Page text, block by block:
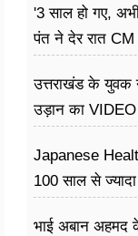
'3 साल हो गए,
पंत ने देर रात CM
उत्तराखंड के युवक
उड़ान का VIDEO
Japanese
100 साल से
भाई अबान अहमद